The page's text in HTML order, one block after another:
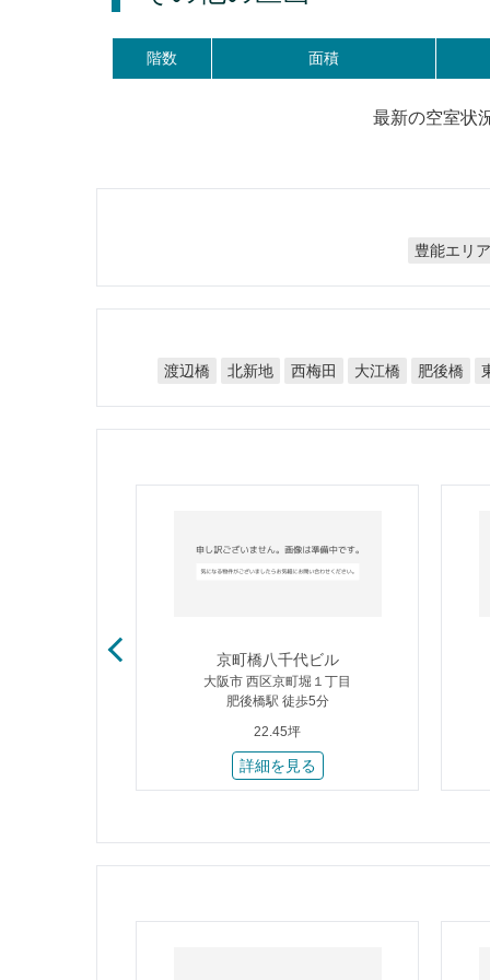
階数 面積
最新の空室状
豊能エリア
渡辺橋 北新地 西梅田 大江橋 肥後橋
京町橋八千代ビル
大阪市 西区京町堀１丁目
肥後橋駅 徒歩5分
22.45坪
詳細を見る